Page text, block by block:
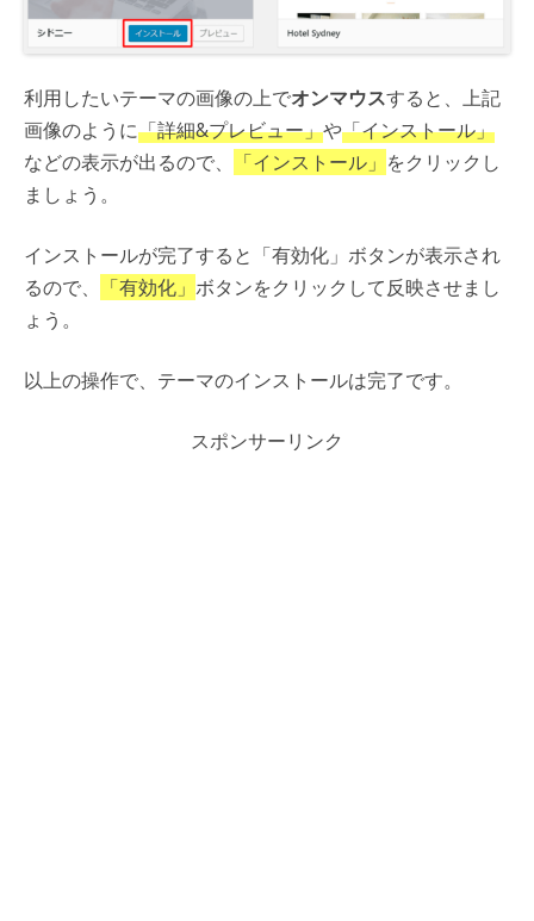
利用したいテーマの画像の上でオンマウスすると、上記
画像のように「詳細&プレビュー」や「インストール」
などの表示が出るので、
「インストール」 をクリックし
ましょう。
インストールが完了すると「有効化」ボタンが表示され
るので、
「有効化」 ボタンをクリックして反映させまし
ょう。
以上の操作で、テーマのインストールは完了です。
スポンサーリンク